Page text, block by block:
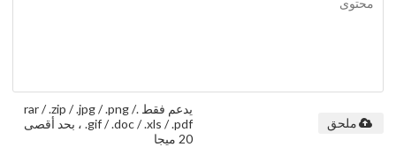
يدعم فقط .rar / .zip / .jpg / .png /
.gif / .doc / .xls / .pdf ، بحد أقصى
20 ميجا
ملحق